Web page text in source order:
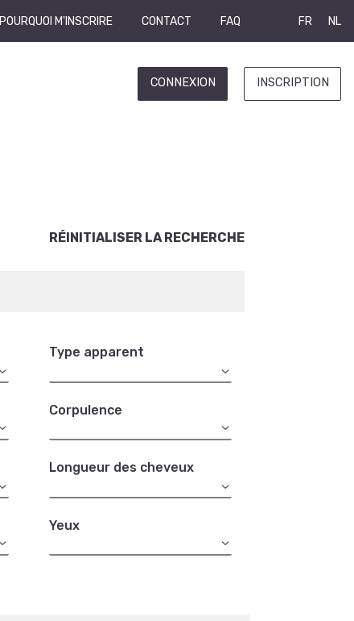
POURQUOI M'INSCRIRE CONTACT FAQ FR NL
CONNEXION INSCRIPTION
RÉINITIALISER LA RECHERCHE
Type apparent
Corpulence
Longueur des cheveux
Yeux